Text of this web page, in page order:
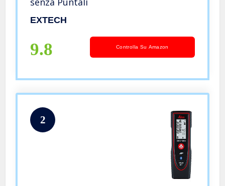
EXTECH
9.8 Controlla Su Amazon
2